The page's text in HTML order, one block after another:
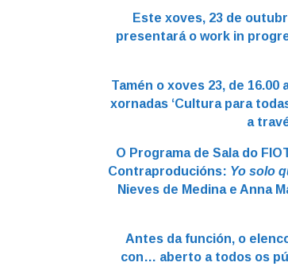
Este xoves, 23 de
presentará o work in
Tamén o xoves 23, de
xornadas ‘Cultura para
a
O Programa de Sala do
Contraproducións: Yo solo
Nieves de Medina e Anna
Antes da función, o
con… aberto a todos os